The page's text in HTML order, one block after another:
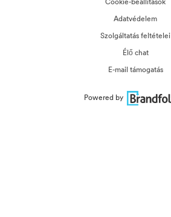
Adatvédelem
Szolgáltatás feltételei
Élő chat
E-mail támogatás
Powered by